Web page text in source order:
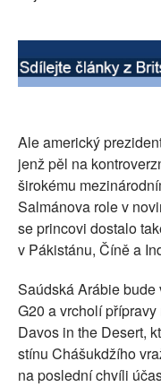
Ale americký
jenž pěl na
širokému
Salmánova role v
se princovi dostalo
v Pákistánu, Číně a
Saúdská Arábie bude
G20 a vrcholí
Davos in the Desert,
stínu Chášukdžího
na poslední chvíli